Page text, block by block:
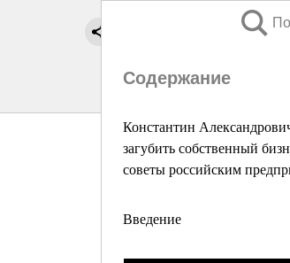
Содержание
Константин
загубить собственный
советы российским
Введение